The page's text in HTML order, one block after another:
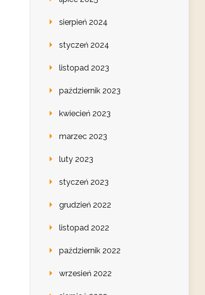
sierpień 2024
styczeń 2024
listopad 2023
październik 2023
kwiecień 2023
marzec 2023
luty 2023
styczeń 2023
grudzień 2022
listopad 2022
październik 2022
wrzesień 2022